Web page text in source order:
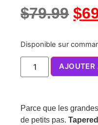
$79.99 $
Disponible sur
AJOUTER
Parce que les
de petits pas.